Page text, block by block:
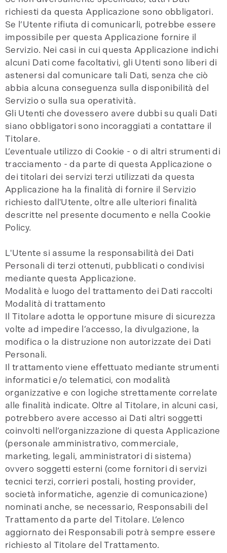
richiesti da questa Applicazione sono obbligatori.
Se l’Utente rifiuta di comunicarli, potrebbe essere
impossibile per questa Applicazione fornire il
Servizio. Nei casi in cui questa Applicazione indichi
alcuni Dati come facoltativi, gli Utenti sono liberi di
astenersi dal comunicare tali Dati, senza che ciò
abbia alcuna conseguenza sulla disponibilità del
Servizio o sulla sua operatività.
Gli Utenti che dovessero avere dubbi su quali Dati
siano obbligatori sono incoraggiati a contattare il
Titolare.
L’eventuale utilizzo di Cookie - o di altri strumenti di
tracciamento - da parte di questa Applicazione o
dei titolari dei servizi terzi utilizzati da questa
Applicazione ha la finalità di fornire il Servizio
richiesto dall'Utente, oltre alle ulteriori finalità
descritte nel presente documento e nella Cookie
Policy.
L'Utente si assume la responsabilità dei Dati
Personali di terzi ottenuti, pubblicati o condivisi
mediante questa Applicazione.
Modalità e luogo del trattamento dei Dati raccolti
Modalità di trattamento
Il Titolare adotta le opportune misure di sicurezza
volte ad impedire l’accesso, la divulgazione, la
modifica o la distruzione non autorizzate dei Dati
Personali.
Il trattamento viene effettuato mediante strumenti
informatici e/o telematici, con modalità
organizzative e con logiche strettamente correlate
alle finalità indicate. Oltre al Titolare, in alcuni casi,
potrebbero avere accesso ai Dati altri soggetti
coinvolti nell’organizzazione di questa Applicazione
(personale amministrativo, commerciale,
marketing, legali, amministratori di sistema)
ovvero soggetti esterni (come fornitori di servizi
tecnici terzi, corrieri postali, hosting provider,
società informatiche, agenzie di comunicazione)
nominati anche, se necessario, Responsabili del
Trattamento da parte del Titolare. L’elenco
aggiornato dei Responsabili potrà sempre essere
richiesto al Titolare del Trattamento.